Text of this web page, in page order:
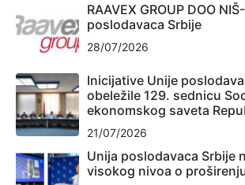
RAAVEX GROUP DOO
poslodavaca Srbije
28/07/2026
Inicijative Unije
obeležile 129. sednicu
ekonomskog saveta
21/07/2026
Unija poslodavaca Srbije
visokog nivoa o